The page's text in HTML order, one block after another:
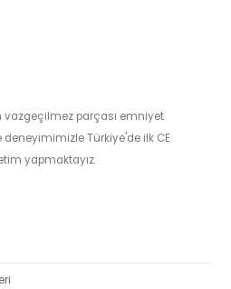
vazgeçilmez parçası emniyet
deneyimimizle Türkiye'de ilk CE
yapmaktayız.